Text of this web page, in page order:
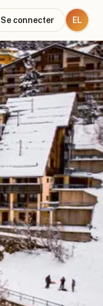
Se connecter EL